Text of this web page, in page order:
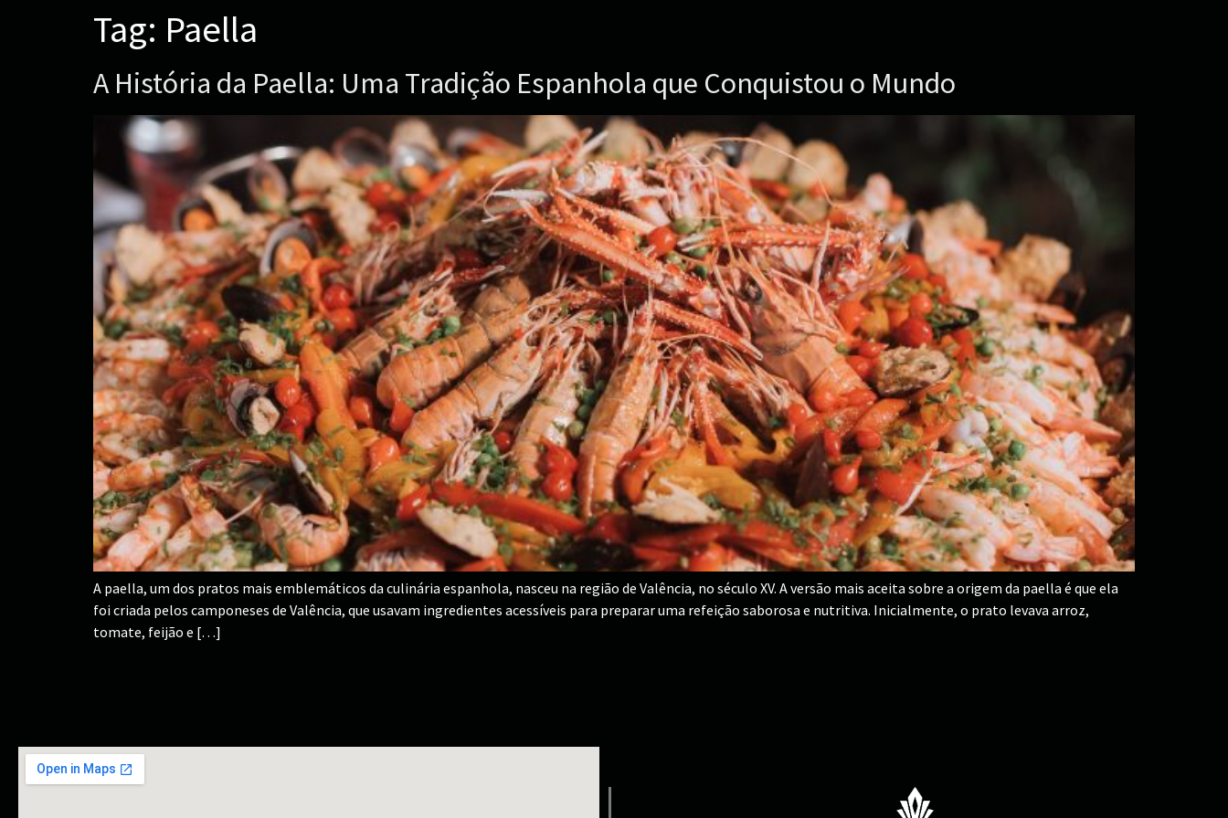
Tag: Paella
A História da Paella: Uma Tradição Espanhola que Conquistou o Mundo
A paella, um dos pratos mais emblemáticos da culinária espanhola, nasceu na região de Valência, no século XV. A versão mais aceita sobre a origem da paella é que ela
foi criada pelos camponeses de Valência, que usavam ingredientes acessíveis para preparar uma refeição saborosa e nutritiva. Inicialmente, o prato levava arroz,
tomate, feijão e […]